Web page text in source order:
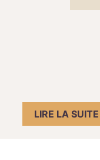
LIRE LA SUITE